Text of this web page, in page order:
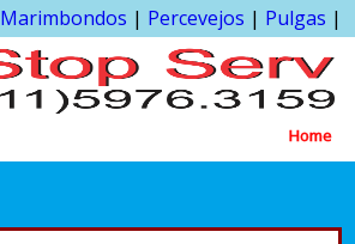
Marimbondos | Percevejos | Pulgas |
Home